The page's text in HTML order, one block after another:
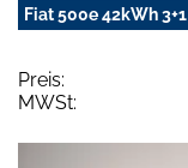
Fiat 500e 42kWh 3+1
Preis:
MWSt: